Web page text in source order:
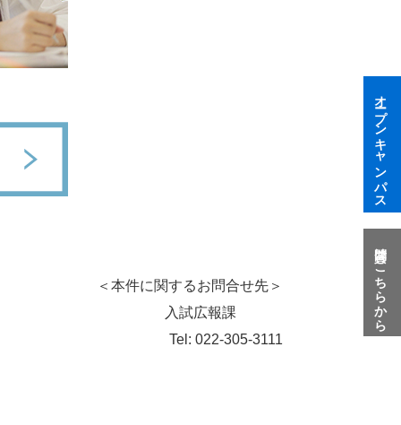
＜本件に関するお問合せ先＞
入試広報課
Tel: 022-305-3111
オープンキャンパス
質問はこちらから